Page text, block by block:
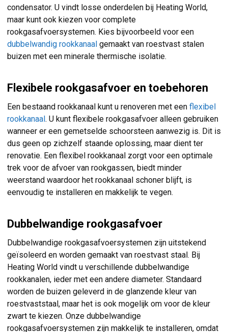
condensator. U vindt losse onderdelen bij Heating World,
maar kunt ook kiezen voor complete
rookgasafvoersystemen. Kies bijvoorbeeld voor een
dubbelwandig rookkanaal gemaakt van roestvast stalen
buizen met een minerale thermische isolatie.
Flexibele rookgasafvoer en toebehoren
Een bestaand rookkanaal kunt u renoveren met een flexibel
rookkanaal . U kunt flexibele rookgasafvoer alleen gebruiken
wanneer er een gemetselde schoorsteen aanwezig is. Dit is
dus geen op zichzelf staande oplossing, maar dient ter
renovatie. Een flexibel rookkanaal zorgt voor een optimale
trek voor de afvoer van rookgassen, biedt minder
weerstand waardoor het rookkanaal schoner blijft, is
eenvoudig te installeren en makkelijk te vegen.
Dubbelwandige rookgasafvoer
Dubbelwandige rookgasafvoersystemen zijn uitstekend
geïsoleerd en worden gemaakt van roestvast staal. Bij
Heating World vindt u verschillende dubbelwandige
rookkanalen, ieder met een andere diameter. Standaard
worden de buizen geleverd in de glanzende kleur van
roestvaststaal, maar het is ook mogelijk om voor de kleur
zwart te kiezen. Onze dubbelwandige
rookgasafvoersystemen zijn makkelijk te installeren, omdat